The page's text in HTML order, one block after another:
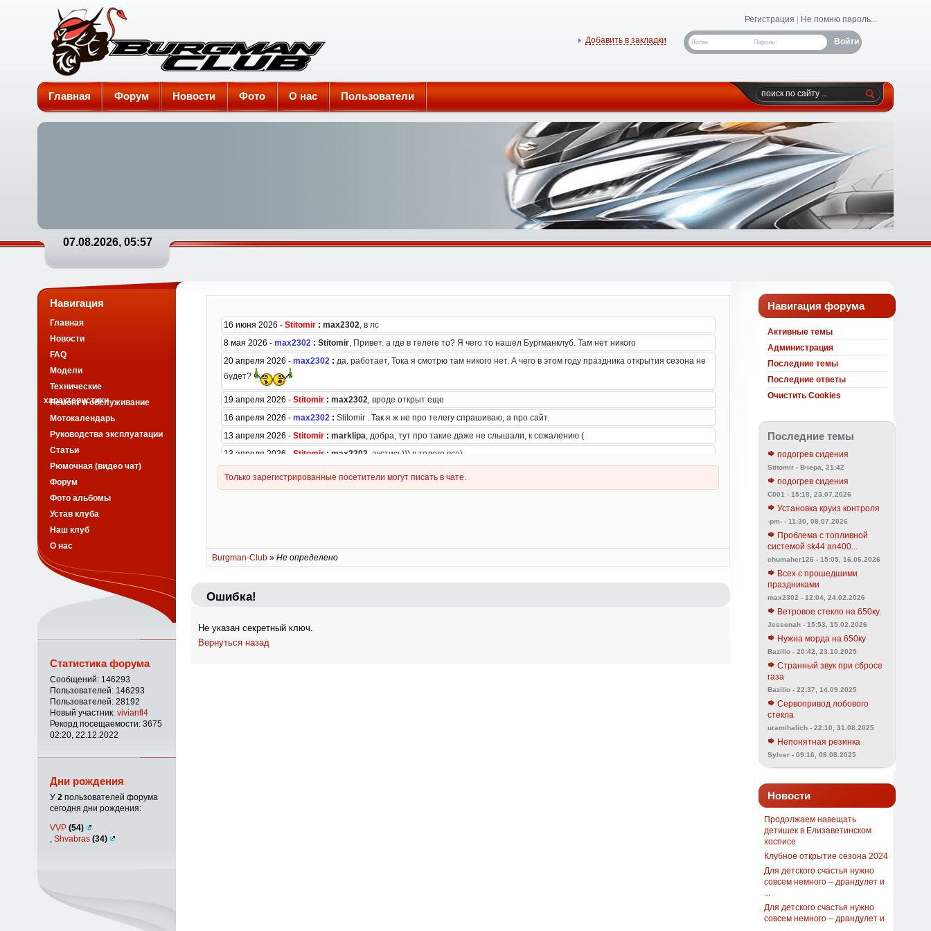
Burgman-Club
Регистрация Не помню пароль...
Логин: Пароль:
Добавить в закладки
Главная Форум Новости Фото О нас Пользователи
07.08.2026, 05:57
Burgman-Club» Не определено
Ошибка!
Не указан секретный ключ.
Вернуться назад
Навигация форума
Активные темы
Администрация
Последние темы
Последние ответы
Очистить Cookies
Последние темы
подогрев сидения
Stitomir - Вчера, 21:42
подогрев сидения
C001 - 15:18, 23.07.2026
Установка круиз контроля
-pm- - 11:30, 08.07.2026
Проблема с топливной
системой sk44 an400...
chumaher126 - 15:05, 16.06.2026
Всех с прошедшими
праздниками
max2302 - 12:04, 24.02.2026
Ветровое стекло на 650ку.
Jessenah - 15:53, 15.02.2026
Нужна морда на 650ку
Bazilio - 20:42, 23.10.2025
Странный звук при сбросе
газа
Bazilio - 22:37, 14.09.2025
Сервопривод лобового
стекла
uramihalich - 22:10, 31.08.2025
Непонятная резинка
Sylver - 09:16, 08.08.2025
Новости
Продолжаем навещать
детишек в Елизаветинском
хосписе
Клубное открытие сезона 2024
Для детского счастья нужно
совсем немного – драндулет и
Для детского счастья нужно
совсем немного – драндулет и
Навигация
Главная
Новости
FAQ
Модели
Технические
характеристики
Ремонт и обслуживание
Мотокалендарь
Руководства эксплуатации
Статьи
Рюмочная (видео чат)
Форум
Фото альбомы
Устав клуба
Наш клуб
О нас
Статистика форума
Сообщений: 146293
Пользователей: 146293
Пользователей: 28192
Новый участник: vivianfl4
Рекорд посещаемости: 3675
02:20, 22.12.2022
Дни рождения
У 2пользователей форума
сегодня дни рождения:
VVP (54)
Shvabras (34)